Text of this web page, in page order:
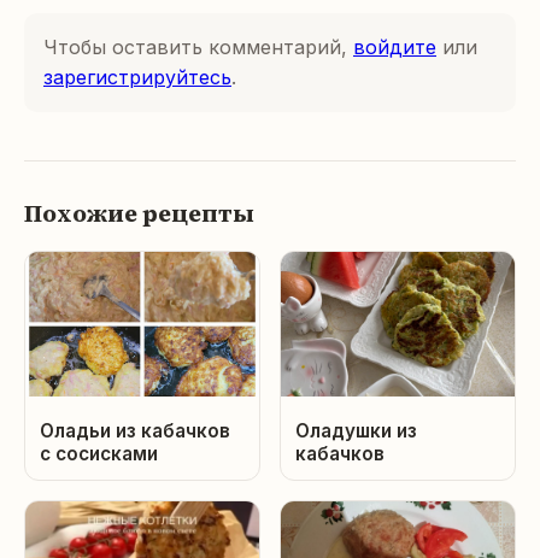
Чтобы оставить комментарий, войдите или
зарегистрируйтесь.
Похожие рецепты
Оладьи из кабачков
с сосисками
Оладушки из
кабачков